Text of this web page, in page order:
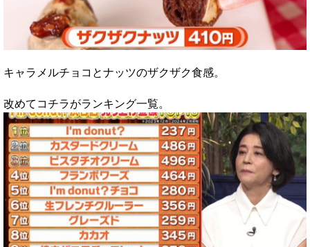
キャラメルチョコとナッツのザクザク食感。
改めてコチラがランキング一覧。